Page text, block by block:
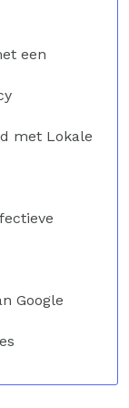
een
met Lokale
Google